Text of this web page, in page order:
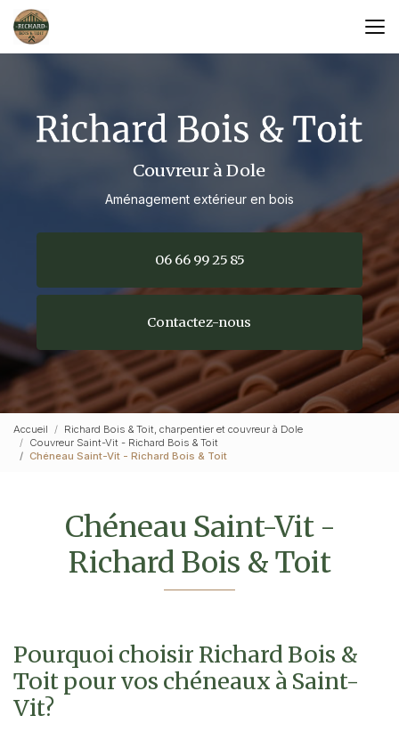
Aller
au
contenu
Couvreur à Dole
Aménagement extérieur en bois
06 66 99 25 85
Contactez-nous
Accueil
Richard Bois & Toit, charpentier et couvreur à Dole
Couvreur Saint-Vit - Richard Bois & Toit
Chéneau Saint-Vit - Richard Bois & Toit
Chéneau Saint-Vit -
Richard Bois & Toit
Pourquoi choisir Richard Bois &
Toit pour vos chéneaux à Saint-
Vit?